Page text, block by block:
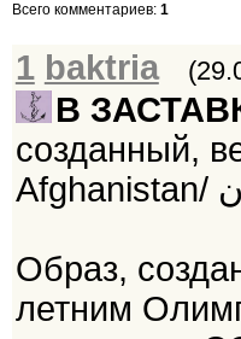
Всего комментариев: 1
1 baktria
В
созданный,
Образ,
летним